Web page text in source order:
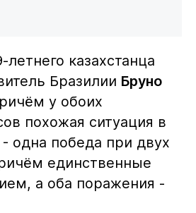
казахстанца
Бразилии Бруно
у обоих
похожая ситуация в
одна победа при двух
единственные
а оба поражения -